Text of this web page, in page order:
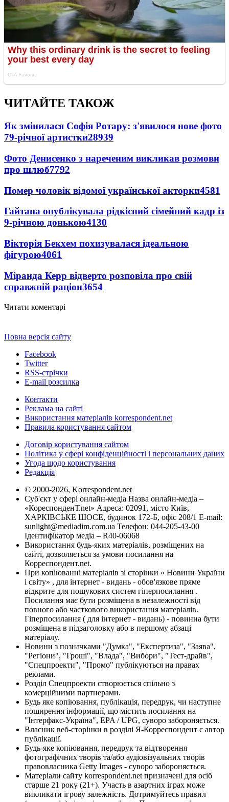
ЧИТАЙТЕ ТАКОЖ
Як змінилася Софія Ротару: з'явилося нове фото
79-річної артистки28939
Фото Денисенко з нареченим викликав розмови
про шлюб7792
Помер чоловік відомої української акторки4581
Гайтана опублікувала рідкісний сімейний кадр із
9-річною донькою4130
Вікторія Бекхем похизувалася ідеальною
фігурою4061
Міранда Керр відверто розповіла про свій
справжній раціон3654
Читати коментарі
Повна версія сайту
Facebook
Twitter
RSS-стрічки
E-mail розсилка
Контакти
Реклама на сайті
Використання матеріалів korrespondent.net
Правила користування сайтом
Договір користування сайтом
Політика у сфері конфіденційності і персональних даних
Угода щодо користування
Редакція
© 2000-2026, Korrespondent.net
Суб'єкт у сфері онлайн-медіа Назва онлайн-медіа –
«КореспонденТ.net» Адреса: 02091, місто Київ,
ХАРКІВСЬКЕ ШОСЕ, будинок 172-Б, офіс 208/1 E-mail:
sunlight@mediadim.com.ua Телефон: 044-205-43-00
Ідентифікатор медіа – R40-06068
Використання будь-яких матеріалів, розміщених на
сайті, дозволяється за умови посилання на
Корреспондент.net.
При копіюванні матеріалів зі сторінки « Новини України
і світу» , для інтернет - видань - обов'язкове пряме
відкрите для пошукових систем гіперпосилання .
Посилання має бути розміщена в незалежності від
повного або часткового використання матеріалів.
Гіперпосилання ( для інтернет - видань) - повинна бути
розміщена в підзаголовку або в першому абзаці
матеріалу.
Новини з позначками "Думка", "Експертиза", "Заява",
"Регіони", "Гроші", "Влада", "Вибори", "Тест-драйв",
"Спецпроекти", "Промо" публікуються на правах
реклами.
Розділ Спецпроекти створюється спільно з
комерційними партнерами.
Будь яке копіювання, публікація, передрук, чи наступне
поширення інформації, що містить посилання на
"Інтерфакс-Україна", EPA / UPG, суворо забороняється.
Власник веб-сторінки в розділі Я-Корреспондент є автор
публікації.
Будь-яке копіювання, передрук та відтворення
фотографічних творів та/або аудіовізуальних творів
правовласника Getty Images - суворо забороняється.
Матеріали сайту korrespondent.net призначені для осіб
старше 21 року (21+). Участь в азартних іграх може
викликати ігрову залежність. Дотримуйтесь правил